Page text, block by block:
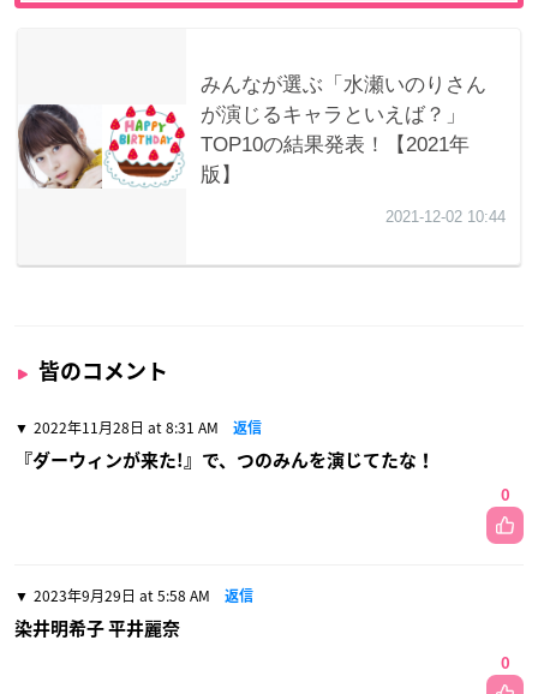
皆のコメント
2022年11月28日 at 8:31 AM 返信
『ダーウィンが来た!』で、つのみんを演じてたな！
0
2023年9月29日 at 5:58 AM 返信
染井明希子 平井麗奈
0